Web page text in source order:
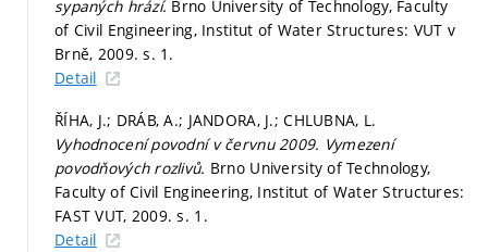
sypaných hrází. Brno University of Technology, Faculty
of Civil Engineering, Institut of Water Structures: VUT v
Brně, 2009.s. 1.
Detail
ŘÍHA, J.; DRÁB, A.; JANDORA, J.; CHLUBNA, L.
Vyhodnocení povodní v červnu 2009. Vymezení
povodňových rozlivů. Brno University of Technology,
Faculty of Civil Engineering, Institut of Water Structures:
FAST VUT, 2009.s. 1.
Detail